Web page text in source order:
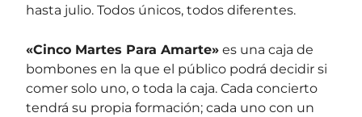
hasta julio. Todos únicos, todos diferentes.
«Cinco Martes Para Amarte» es una caja de
bombones en la que el público podrá decidir si
comer solo uno, o toda la caja. Cada concierto
tendrá su propia formación; cada uno con un